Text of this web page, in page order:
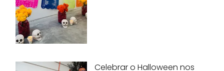
Celebrar o Halloween nos